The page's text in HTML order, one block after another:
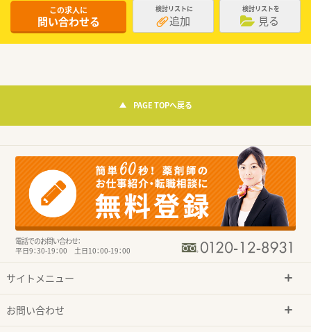
この求人に
問い合わせる
検討リストに
追加
検討リストを
見る
PAGE TOPへ戻る
電話でのお問い合わせ：
平日9：30-19：00 土日10：00-19：00
サイトメニュー
お問い合わせ